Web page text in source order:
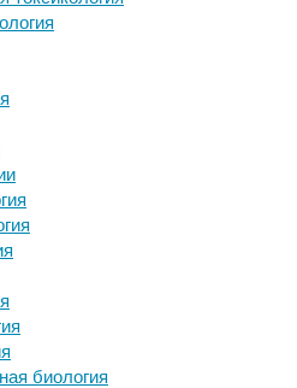
биология
родах виновата
гибнут ради
стала полезной
в коробки